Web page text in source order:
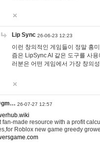
Lip Sync 26-06-23 12:23
이런 창의적인 게임들이 정말 흥
즘은 LipSync AI 같은 도구를 사
러분은 어떤 게임에서 가장 창의
26-07-27 12:57
made resource with a profit
Roblox new game greedy